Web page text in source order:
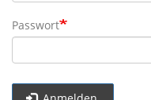
Passwort